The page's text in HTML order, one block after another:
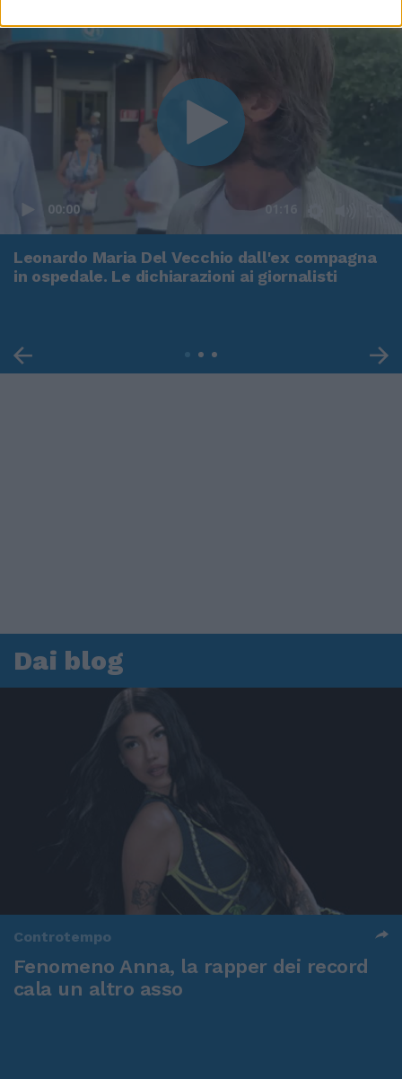
00:00 01:16
Leonardo Maria Del Vecchio dall'ex compagna
in ospedale. Le dichiarazioni ai giornalisti
Dai blog
Controtempo
Fenomeno Anna, la rapper dei record
cala un altro asso